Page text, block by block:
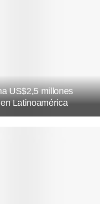
US$2,5 millones
Latinoamérica